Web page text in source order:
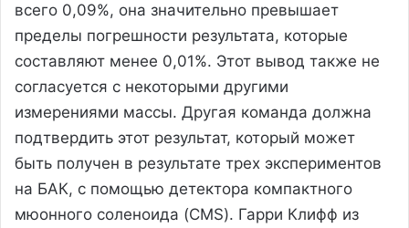
всего 0,09%, она значительно превышает
пределы погрешности результата, которые
составляют менее 0,01%. Этот вывод также не
согласуется с некоторыми другими
измерениями массы. Другая команда должна
подтвердить этот результат, который может
быть получен в результате трех экспериментов
на БАК, с помощью детектора компактного
мюонного соленоида (CMS). Гарри Клифф из